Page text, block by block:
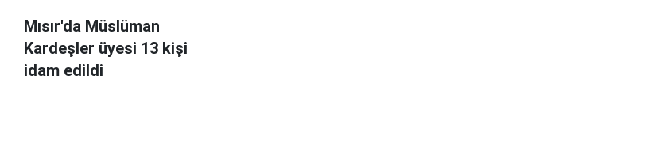
Mısır'da Müslüman
Kardeşler üyesi 13 kişi
idam edildi